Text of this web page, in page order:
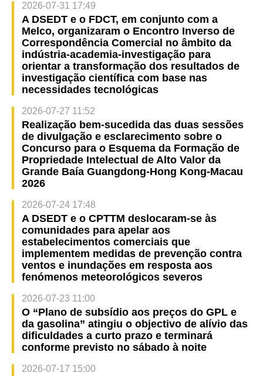
2026-07-31 17:49
A DSEDT e o FDCT, em conjunto com a
Melco, organizaram o Encontro Inverso de
Correspondência Comercial no âmbito da
indústria-academia-investigação para
orientar a transformação dos resultados de
investigação científica com base nas
necessidades tecnológicas
2026-07-27 11:52
Realização bem-sucedida das duas sessões
de divulgação e esclarecimento sobre o
Concurso para o Esquema da Formação de
Propriedade Intelectual de Alto Valor da
Grande Baía Guangdong-Hong Kong-Macau
2026
2026-07-24 17:48
A DSEDT e o CPTTM deslocaram-se às
comunidades para apelar aos
estabelecimentos comerciais que
implementem medidas de prevenção contra
ventos e inundações em resposta aos
fenómenos meteorológicos severos
2026-07-23 11:00
O “Plano de subsídio aos preços do GPL e
da gasolina” atingiu o objectivo de alívio das
dificuldades a curto prazo e terminará
conforme previsto no sábado à noite
2026-07-17 15:00